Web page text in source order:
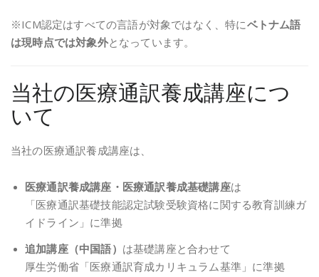
※ICM認定はすべての言語が対象ではなく、特にベトナム語
は現時点では対象外となっています。
当社の医療通訳養成講座につ
いて
当社の医療通訳養成講座は、
医療通訳養成講座・医療通訳養成基礎講座は
「医療通訳基礎技能認定試験受験資格に関する教育訓練ガ
イドライン」に準拠
追加講座（中国語） は基礎講座と合わせて
厚生労働省「医療通訳育成カリキュラム基準」に準拠